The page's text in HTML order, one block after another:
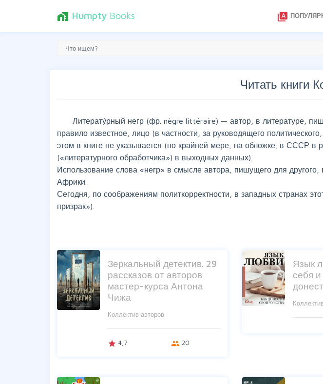
home_work Humpty Books type_specimen
Читать книги
Литерату́рный негр (фр. nègre littéraire) — автор, в литературе,
правило известное, лицо (в частности, за руководящего
этом в книге не указывается (по крайней мере, на обложке; в СССР в
(«литературного обработчика») в выходных данных).
Использование слова «негр» в смысле автора, пишущего для другого,
Африки.
Сегодня, по соображениям политкорректности, в западных странах
призрак»).
Зеркальный детектив. 29
рассказов от авторов
мастер-курса Антона
Чижа
Коллектив авторов
grade 4,7 group 20
Язык
себя